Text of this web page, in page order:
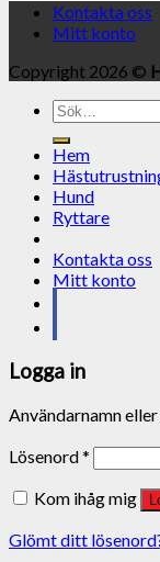
Kontakta oss
Mitt konto
Copyright 2026 ©
Sök
efter:
Hem
Hund
Ryttare
Kontakta oss
Mitt konto
Logga in
Användarnamn
Lösenord*
Kom ihåg mig
Glömt ditt